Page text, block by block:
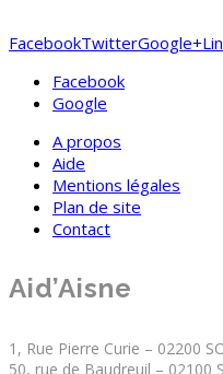
FacebookTwitterGoogle+
Facebook
Google
A propos
Aide
Mentions légales
Plan de site
Contact
Aid’Aisne
1, Rue Pierre Curie – 02200
50, rue de Baudreuil – 02100